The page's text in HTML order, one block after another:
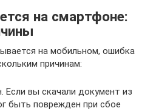
на смартфоне:
на мобильном, ошибка
причинам:
Если вы скачали документ из
быть поврежден при сбое